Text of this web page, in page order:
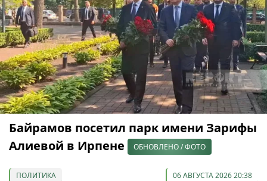
Байрамов посетил парк имени Зарифы
Алиевой в Ирпене
ОБНОВЛЕНО / ФОТО
ПОЛИТИКА 06 АВГУСТА 2026 20:38